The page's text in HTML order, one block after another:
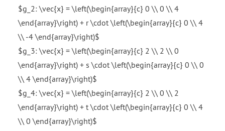
$g_2: \vec{x} = \left(\begin{array}{c} 0 \\ 0 \\ 4
\end{array}\right) + r \cdot \left(\begin{array}{c} 0 \\ 4
\\ -4 \end{array}\right)$
$g_3: \vec{x} = \left(\begin{array}{c} 2 \\ 2 \\ 0
\end{array}\right) + s \cdot \left(\begin{array}{c} 0 \\ 0
\\ 4 \end{array}\right)$
$g_4: \vec{x} = \left(\begin{array}{c} 2 \\ 0 \\ 2
\end{array}\right) + t \cdot \left(\begin{array}{c} 0 \\ 4
\\ 0 \end{array}\right)$